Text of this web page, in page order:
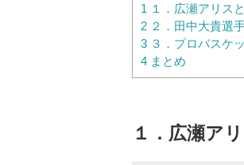
1 １．広瀬アリス
2 ２．田中大貴選
3 ３．プロバスケ
4 まとめ
１．広瀬ア